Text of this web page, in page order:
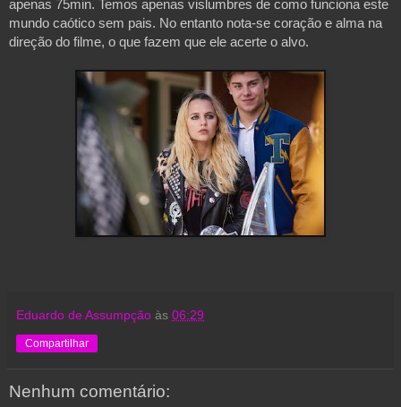
apenas 75min. Temos apenas vislumbres de como funciona este
mundo caótico sem pais. No entanto nota-se coração e alma na
direção do filme, o que fazem que ele acerte o alvo.
Eduardo de Assumpção às 06:29
Compartilhar
Nenhum comentário: